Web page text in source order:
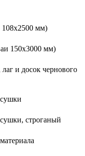
108х2500 мм)
150х3000 мм)
и досок чернового
строганый